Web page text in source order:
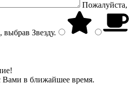
Пожалуйста,
выбрав Звезду.
Вами в ближайшее время.